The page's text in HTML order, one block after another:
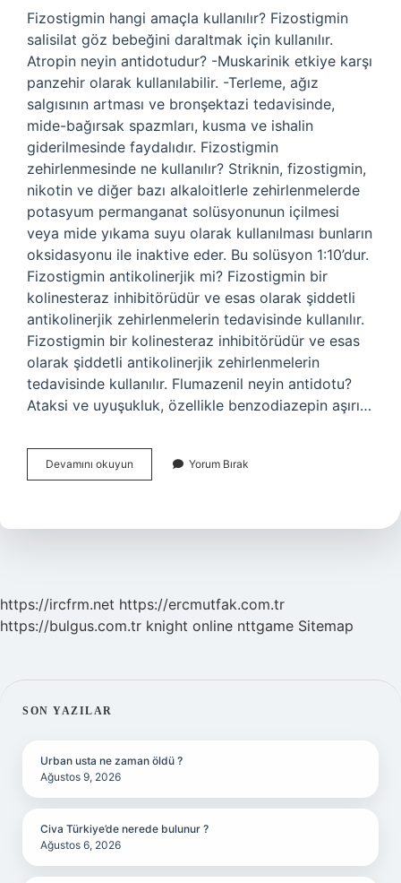
Fizostigmin hangi amaçla kullanılır? Fizostigmin
salisilat göz bebeğini daraltmak için kullanılır.
Atropin neyin antidotudur? -Muskarinik etkiye karşı
panzehir olarak kullanılabilir. -Terleme, ağız
salgısının artması ve bronşektazi tedavisinde,
mide-bağırsak spazmları, kusma ve ishalin
giderilmesinde faydalıdır. Fizostigmin
zehirlenmesinde ne kullanılır? Striknin, fizostigmin,
nikotin ve diğer bazı alkaloitlerle zehirlenmelerde
potasyum permanganat solüsyonunun içilmesi
veya mide yıkama suyu olarak kullanılması bunların
oksidasyonu ile inaktive eder. Bu solüsyon 1:10’dur.
Fizostigmin antikolinerjik mi? Fizostigmin bir
kolinesteraz inhibitörüdür ve esas olarak şiddetli
antikolinerjik zehirlenmelerin tedavisinde kullanılır.
Fizostigmin bir kolinesteraz inhibitörüdür ve esas
olarak şiddetli antikolinerjik zehirlenmelerin
tedavisinde kullanılır. Flumazenil neyin antidotu?
Ataksi ve uyuşukluk, özellikle benzodiazepin aşırı…
Devamını okuyun Fizostigmin
Neyin
Yorum Bırak
https://ircfrm.net https://ercmutfak.com.tr
https://bulgus.com.tr knight online nttgame Sitemap
SIDEBAR
SON YAZILAR
Urban usta ne zaman öldü ?
Ağustos 9, 2026
Civa Türkiye’de nerede bulunur ?
Ağustos 6, 2026